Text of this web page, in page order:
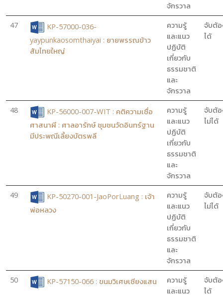
จักรวาล
47
KP-57000-036-
yaypunkaosomthaiyai : ยายพรรณข้าว
ส้มไทยใหญ่
ความรู้
และแนว
ปฏิบัติ
เกี่ยวกับ
ธรรมชาติ
และ
จักรวาล
จับต้
ได้
48
KP-56000-007-WIT : คติความเชื่อ
ศาสนาผี : ศาลอารักษ์ ชุมชนวัดอินทร์ฐาน
มีประพณีเลี้ยงบัตรพลี
ความรู้
และแนว
ปฏิบัติ
เกี่ยวกับ
ธรรมชาติ
และ
จักรวาล
จับต้
ไม่ได้
49
KP-50270-001-JaoPorLuang : เจ้า
พ่อหลวง
ความรู้
และแนว
ปฏิบัติ
เกี่ยวกับ
ธรรมชาติ
และ
จักรวาล
จับต้
ไม่ได้
50 KP-57150-066 : ขนมวิเศษเชียงแสน
ความรู้
และแนว
จับต้
ได้